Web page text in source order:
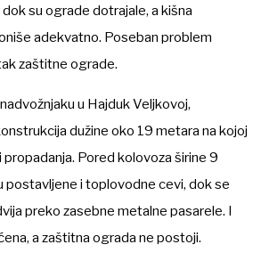
su ograde dotrajale, a kišna
adekvatno. Poseban problem
zaštitne ograde.
u Hajduk Veljkovoj,
dužine oko 19 metara na kojoj
Pored kolovoza širine 9
postavljene i toplovodne cevi, dok se
preko zasebne metalne pasarele. I
a zaštitna ograda ne postoji.